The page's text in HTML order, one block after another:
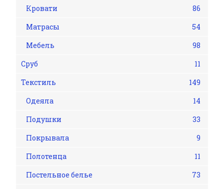
Кровати
86
Матрасы
54
Мебель
98
Сруб
11
Текстиль
149
Одеяла
14
Подушки
33
Покрывала
9
Полотенца
11
Постельное белье
73